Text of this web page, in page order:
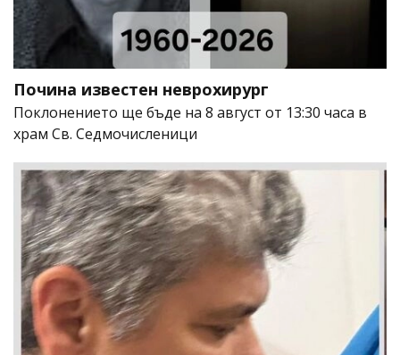
Почина известен неврохирург
Поклонението ще бъде на 8 август от 13:30 часа в
храм Св. Седмочисленици